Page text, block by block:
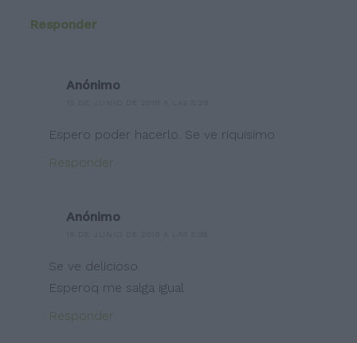
Responder
Anónimo
Espero poder hacerlo. Se ve riquisimo
Responder
Anónimo
Se ve delicioso
Esperoq me salga igual
Responder